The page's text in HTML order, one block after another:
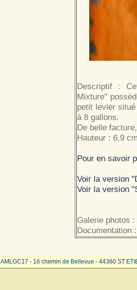
Descriptif :
Mixture"
petit levier
à 8 gallons.
De belle
Hauteur : 6,9
Pour en savoir
Voir la version
Voir la version
Galerie photos :
Documentation
AMLGC17 - 16 chemin de Bellevue - 44360 ST